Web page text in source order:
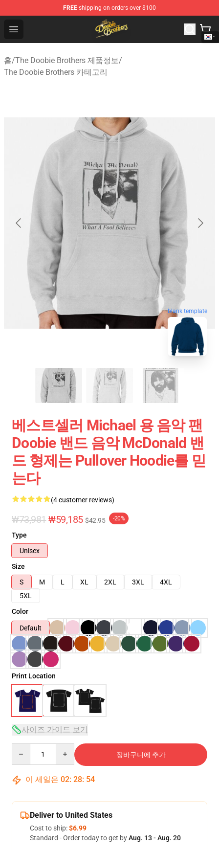
FREE shipping on orders over $100
Open menu
The Doobie Brothers Store - Official The Doobie
홈/The Doobie Brothers 제품정보/
The Doobie Brothers 카테고리
blank template
베스트셀러 Michael 용 음악 팬
Doobie 밴드 음악 McDonald 밴
드 형제는 Pullover Hoodie를 믿
는다
(4 customer reviews)
₩73,981 ₩59,185 $42.95 -20%
Type
Unisex
Size
S
M L XL 2XL 3XL
4XL
5XL
Color
Default
Print Location
사이즈 가이드 보기
장바구니에 추가
이 세일은 02: 28: 54
Deliver to United States
Cost to ship:$6.99
Standard - Order today to get byAug. 13 - Aug. 20